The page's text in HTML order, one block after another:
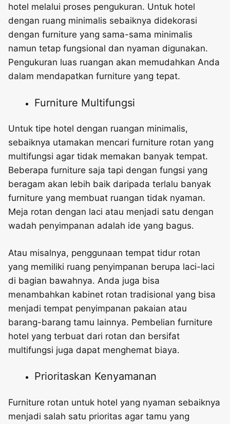
hotel melalui proses pengukuran. Untuk hotel
dengan ruang minimalis sebaiknya didekorasi
dengan furniture yang sama-sama minimalis
namun tetap fungsional dan nyaman digunakan.
Pengukuran luas ruangan akan memudahkan Anda
dalam mendapatkan furniture yang tepat.
Furniture Multifungsi
Untuk tipe hotel dengan ruangan minimalis,
sebaiknya utamakan mencari furniture rotan yang
multifungsi agar tidak memakan banyak tempat.
Beberapa furniture saja tapi dengan fungsi yang
beragam akan lebih baik daripada terlalu banyak
furniture yang membuat ruangan tidak nyaman.
Meja rotan dengan laci atau menjadi satu dengan
wadah penyimpanan adalah ide yang bagus.
Atau misalnya, penggunaan tempat tidur rotan
yang memiliki ruang penyimpanan berupa laci-laci
di bagian bawahnya. Anda juga bisa
menambahkan kabinet rotan tradisional yang bisa
menjadi tempat penyimpanan pakaian atau
barang-barang tamu lainnya. Pembelian furniture
hotel yang terbuat dari rotan dan bersifat
multifungsi juga dapat menghemat biaya.
Prioritaskan Kenyamanan
Furniture rotan untuk hotel yang nyaman sebaiknya
menjadi salah satu prioritas agar tamu yang